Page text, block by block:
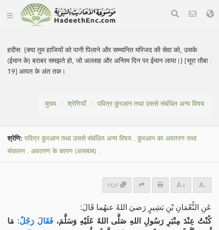
हदीस:{क्या तुम हाजियों को पानी पिलाने और सम्मानित मस्जिद की सेवा को, उसके
(ईमान के) बराबर समझते हो, जो अल्लाह और अन्तिम दिन पर ईमान लाया।} [सूरा तौबा :
19] आयत के अंत तक।
मुख्य श्रेणियाँ पवित्र क़ुरआन तथा उससे संबंधित अन्य विषय
श्रेणि: पवित्र क़ुरआन तथा उससे संबंधित अन्य विषय . क़ुरआन का अवतरण तथा
संकलन . अवतरण के कारण (असबाब) .
PDF + -
عَنِ النُّعْمَانِ بْنِ بَشِيرٍ رَضيَ اللهُ عنهُما قَالَ:
كُنْتُ عِنْدَ مِنْبَرِ رَسُولِ اللهِ صَلَّى اللهُ عَلَيْهِ وَسَلَّمَ، فَقَالَ رَجُلٌ: مَا